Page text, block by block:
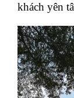
khách yên